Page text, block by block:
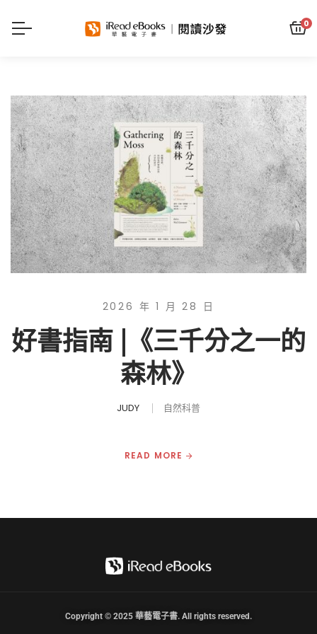
0
2026 年 1 月 28 日
好書指南 |《三千分之一的
森林》
JUDY 自然科普
READ MORE
Copyright © 2025 華藝電子書. All rights reserved.